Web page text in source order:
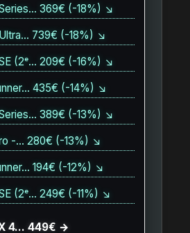
369€ (-18%) ↘
739€ (-18%) ↘
(2ᵉ… 209€ (-16%) ↘
435€ (-14%) ↘
389€ (-13%) ↘
-… 280€ (-13%) ↘
194€ (-12%) ↘
(2ᵉ… 249€ (-11%) ↘
4… 449€ →